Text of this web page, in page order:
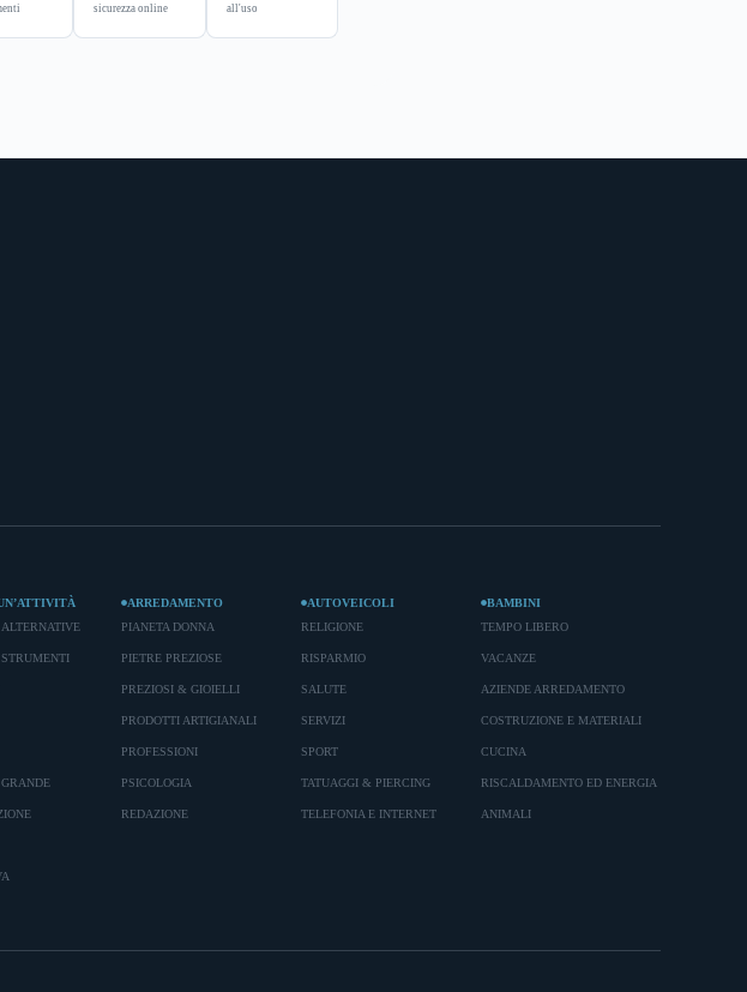
sicurezza online
all'uso
ARREDAMENTO
PIANETA DONNA
PIETRE PREZIOSE
PREZIOSI & GIOIELLI
PRODOTTI ARTIGIANALI
PROFESSIONI
PSICOLOGIA
REDAZIONE
AUTOVEICOLI
RELIGIONE
RISPARMIO
SALUTE
SERVIZI
SPORT
TATUAGGI & PIERCING
TELEFONIA E INTERNET
BAMBINI
TEMPO LIBERO
VACANZE
AZIENDE ARREDAMENTO
COSTRUZIONE E MATERIALI
CUCINA
RISCALDAMENTO ED ENERGIA
ANIMALI